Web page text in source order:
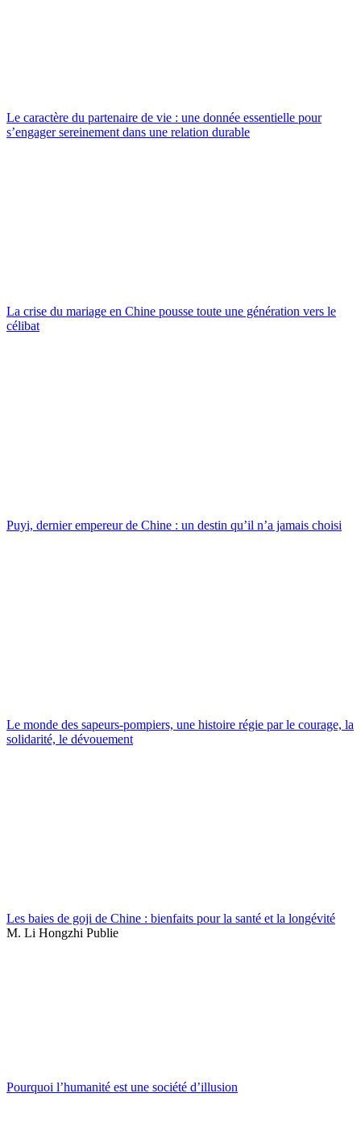
Le caractère du partenaire de vie : une donnée essentielle pour
s’engager sereinement dans une relation durable
La crise du mariage en Chine pousse toute une génération vers le
célibat
Puyi, dernier empereur de Chine : un destin qu’il n’a jamais choisi
Le monde des sapeurs-pompiers, une histoire régie par le courage, la
solidarité, le dévouement
Les baies de goji de Chine : bienfaits pour la santé et la longévité
M. Li Hongzhi Publie
Pourquoi l’humanité est une société d’illusion